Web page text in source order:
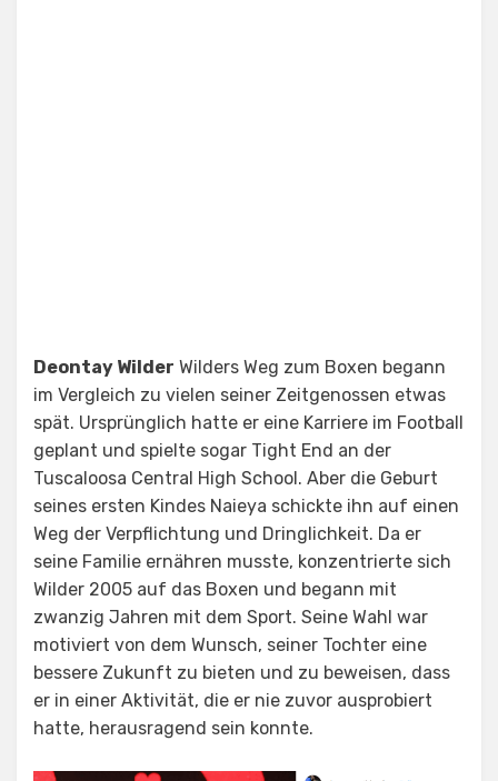
Deontay Wilder Wilders Weg zum Boxen begann
im Vergleich zu vielen seiner Zeitgenossen etwas
spät. Ursprünglich hatte er eine Karriere im Football
geplant und spielte sogar Tight End an der
Tuscaloosa Central High School. Aber die Geburt
seines ersten Kindes Naieya schickte ihn auf einen
Weg der Verpflichtung und Dringlichkeit. Da er
seine Familie ernähren musste, konzentrierte sich
Wilder 2005 auf das Boxen und begann mit
zwanzig Jahren mit dem Sport. Seine Wahl war
motiviert von dem Wunsch, seiner Tochter eine
bessere Zukunft zu bieten und zu beweisen, dass
er in einer Aktivität, die er nie zuvor ausprobiert
hatte, herausragend sein konnte.